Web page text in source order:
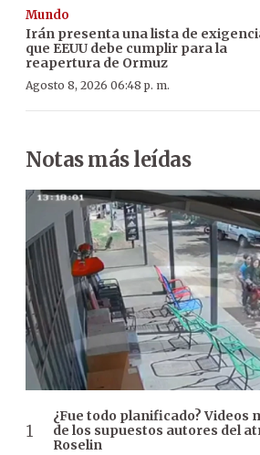
Mundo
Irán presenta una lista de
que EEUU debe cumplir para la
reapertura de Ormuz
Agosto 8, 2026 06:48 p. m.
Notas más leídas
¿Fue todo planificado? Videos
de los supuestos autores del
Roselin